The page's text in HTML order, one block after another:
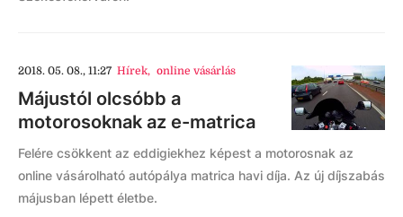
2018. 05. 08., 11:27 Hírek, online vásárlás
Májustól olcsóbb a
motorosoknak az e-matrica
Felére csökkent az eddigiekhez képest a motorosnak az
online vásárolható autópálya matrica havi díja. Az új díjszabás
májusban lépett életbe.